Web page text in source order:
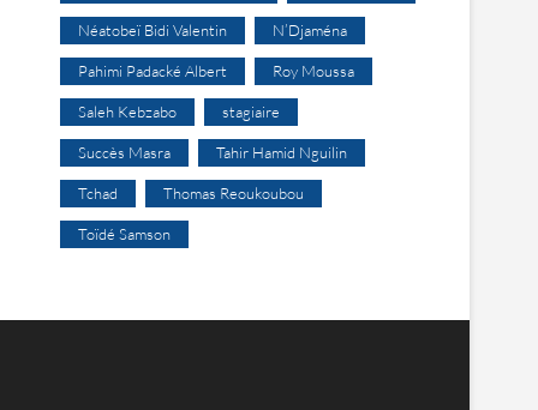
Néatobeï Bidi Valentin N’Djaména
Pahimi Padacké Albert Roy Moussa
Saleh Kebzabo stagiaire
Succès Masra Tahir Hamid Nguilin
Tchad Thomas Reoukoubou
Toïdé Samson